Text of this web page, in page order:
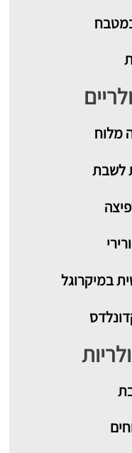
מלוח
לשבת
במיקרוגל